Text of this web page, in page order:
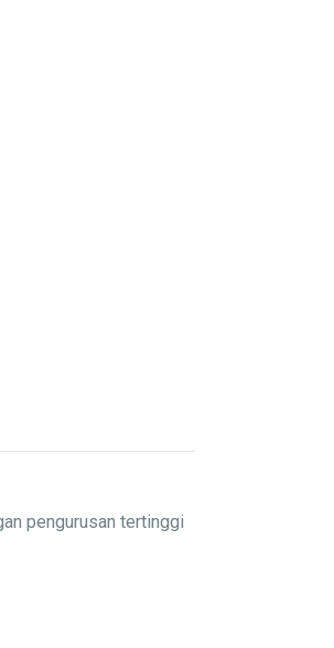
pengurusan tertinggi